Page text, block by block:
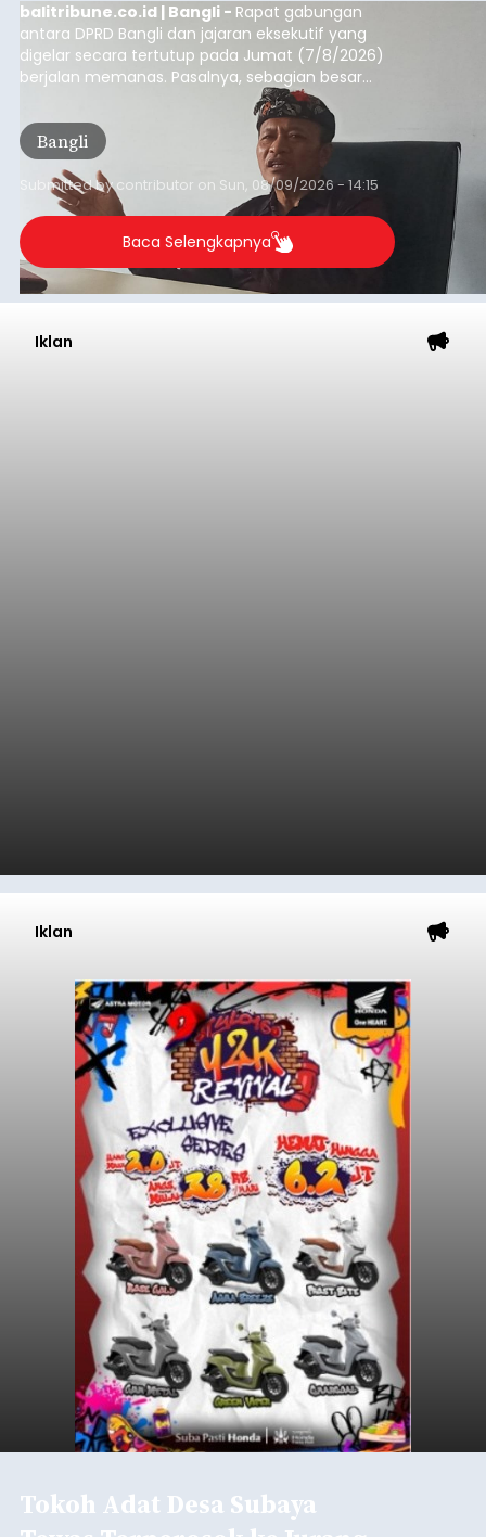
balitribune.co.id | Bangli - Rapat gabungan
antara DPRD Bangli dan jajaran eksekutif yang
digelar secara tertutup pada Jumat (7/8/2026)
berjalan memanas. Pasalnya, sebagian besar
dana hibah yang bersumber dari pokok-pokok
pikiran (pokok-pokok pikiran/pokir) dewan hasil
penjaringan aspirasi masyarakat saat reses tak
kunjung cair.
Bangli
Submitted bycontributor on Sun, 08/09/2026 - 14:15
Baca Selengkapnya
Iklan
Iklan
Tokoh Adat Desa Subaya